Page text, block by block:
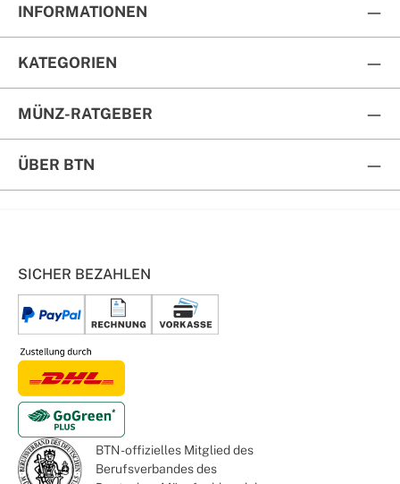
INFORMATIONEN
KATEGORIEN
MÜNZ-RATGEBER
ÜBER BTN
SICHER BEZAHLEN
BTN - offizielles Mitglied des
Berufsverbandes des